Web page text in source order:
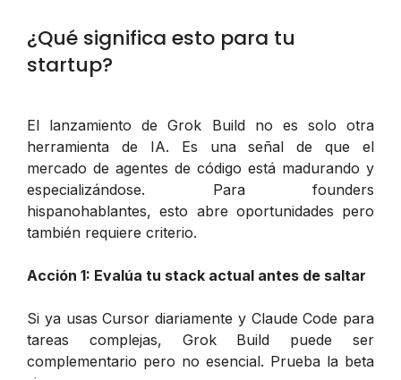
¿Qué significa esto para tu
startup?
El lanzamiento de Grok Build no es solo otra
herramienta de IA. Es una señal de que el
mercado de agentes de código está madurando y
especializándose. Para founders
hispanohablantes, esto abre oportunidades pero
también requiere criterio.
Acción 1: Evalúa tu stack actual antes de saltar
Si ya usas Cursor diariamente y Claude Code para
tareas complejas, Grok Build puede ser
complementario pero no esencial. Prueba la beta